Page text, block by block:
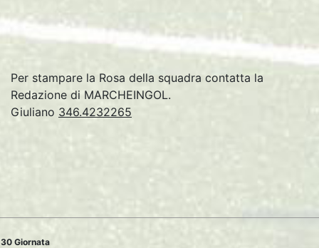
Per stampare la Rosa della squadra contatta la
Redazione di MARCHEINGOL.
Giuliano 346.4232265
30 Giornata